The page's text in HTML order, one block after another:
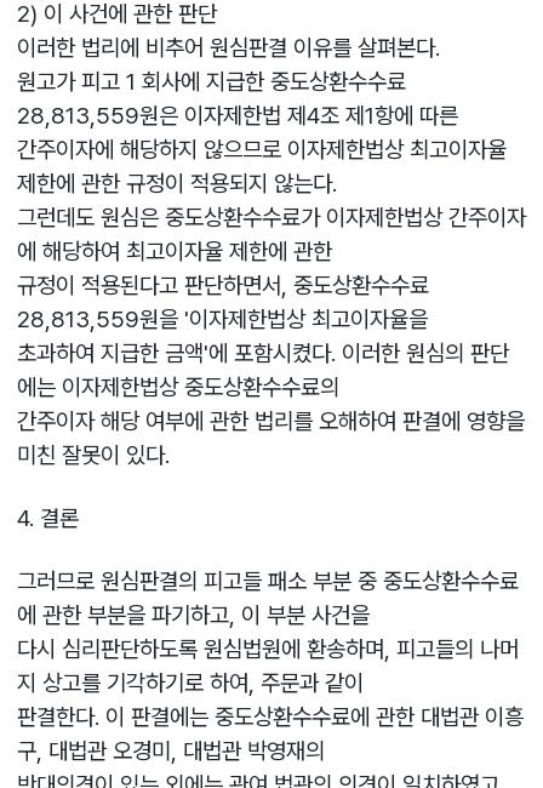
2) 이 사건에 관한 판단
이러한 법리에 비추어 원심판결 이유를 살펴본다.
원고가 피고 1 회사에 지급한 중도상환수수료
28,813,559원은 이자제한법 제4조 제1항에 따른
간주이자에 해당하지 않으므로 이자제한법상 최고이자율
제한에 관한 규정이 적용되지 않는다.
그런데도 원심은 중도상환수수료가 이자제한법상 간주이자
에 해당하여 최고이자율 제한에 관한
규정이 적용된다고 판단하면서, 중도상환수수료
28,813,559원을 '이자제한법상 최고이자율을
초과하여 지급한 금액'에 포함시켰다. 이러한 원심의 판단
에는 이자제한법상 중도상환수수료의
간주이자 해당 여부에 관한 법리를 오해하여 판결에 영향을
미친 잘못이 있다.
4. 결론
그러므로 원심판결의 피고들 패소 부분 중 중도상환수수료
에 관한 부분을 파기하고, 이 부분 사건을
다시 심리판단하도록 원심법원에 환송하며, 피고들의 나머
지 상고를 기각하기로 하여, 주문과 같이
판결한다. 이 판결에는 중도상환수수료에 관한 대법관 이흥
구, 대법관 오경미, 대법관 박영재의